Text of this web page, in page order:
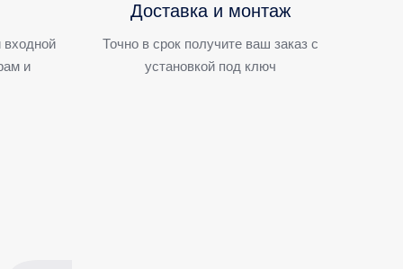
входной
и
Доставка и монтаж
Точно в срок получите ваш заказ с
установкой под ключ